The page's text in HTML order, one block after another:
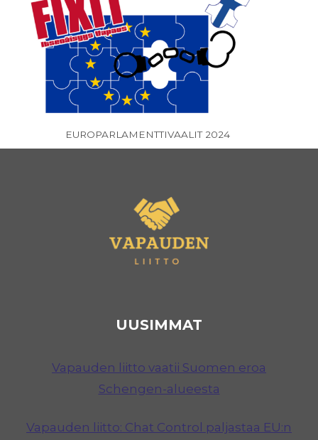
EUROPARLAMENTTIVAALIT 2024
UUSIMMAT
Vapauden liitto vaatii Suomen eroa
Schengen-alueesta
Vapauden liitto: Chat Control paljastaa EU:n